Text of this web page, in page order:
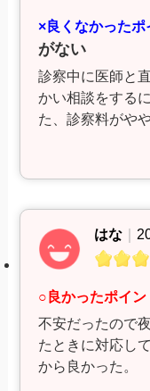
×良くなかったポ
がない
診察中に医師と
かい相談をする
た、診察料がや
はな
○良かったポイン
不安だったので
たときに対応し
から良かった。